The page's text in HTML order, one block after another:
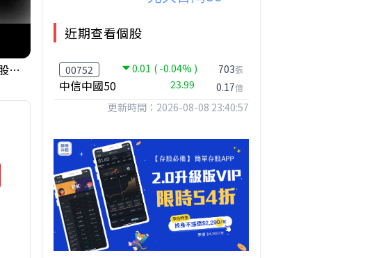
【該小心】中小股派對結束 ? 關鍵訊號都指向... 台股狂飆1200點，但還有兩關沒過｜Mr.Jimmy高志銘 #台股 #期貨 #加權指數
近期查看個股
00752 0.01 ( -0.04% )
中信中國50 23.99
703張
0.17億
更新時間：2026-08-08 23:40:57